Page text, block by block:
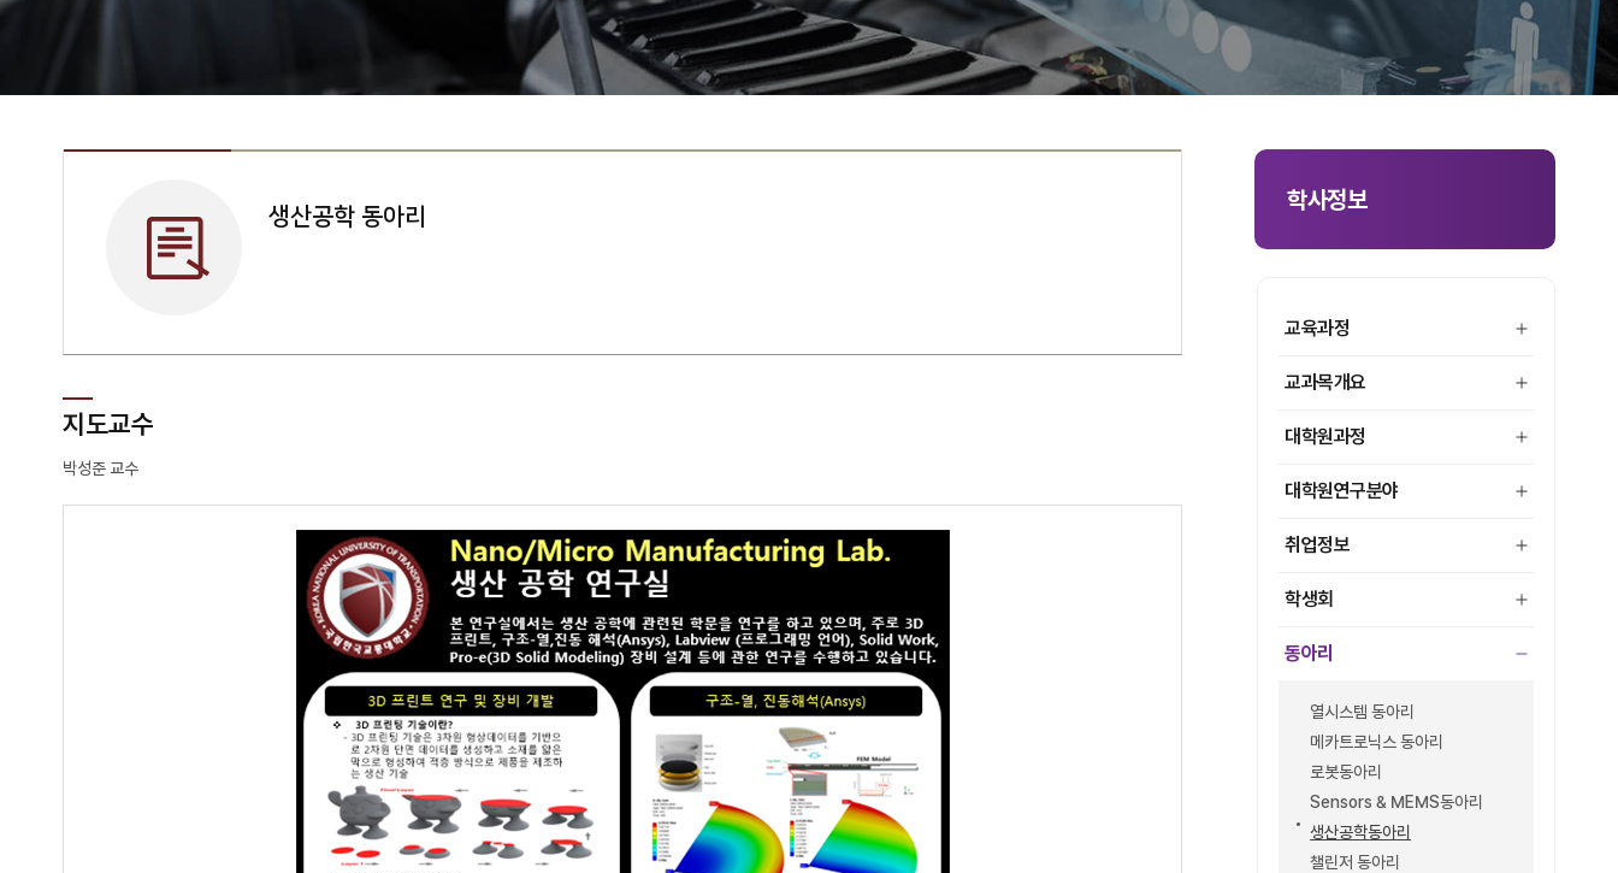
학사정보
교육과정
교과목개요
대학원과정
대학원연구분야
취업정보
학생회
동아리
열시스템 동아리
메카트로닉스 동아리
로봇동아리
Sensors & MEMS동아리
생산공학동아리
챌린저 동아리
생산공학 동아리
지도교수
박성준 교수